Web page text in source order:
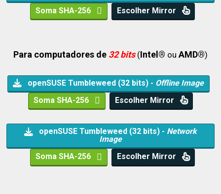
Soma SHA-256
Escolher Mirror
Para computadores de 32 bits(Intel® ou AMD®)
openSUSE Tumbleweed (32 bits) - Offline Image
Soma SHA-256
Escolher Mirror
openSUSE Tumbleweed (32 bits) - Network
Image
Soma SHA-256
Escolher Mirror